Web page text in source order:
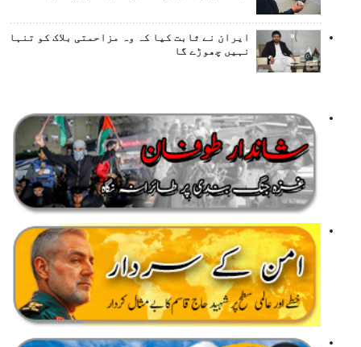
ایران نے ثابت کیا کہ وہ مزاحمتی بلاک کو تنہا
نہیں چھوڑے گا